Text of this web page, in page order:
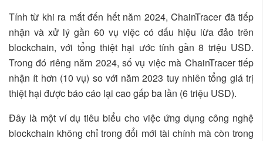
Tính từ khi ra mắt đến hết năm 2024, ChainTracer đã tiếp
nhận và xử lý gần 60 vụ việc có dấu hiệu lừa đảo trên
blockchain, với tổng thiệt hại ước tính gần 8 triệu USD.
Trong đó riêng năm 2024, số vụ việc mà ChainTracer tiếp
nhận ít hơn (10 vụ) so với năm 2023 tuy nhiên tổng giá trị
thiệt hại được báo cáo lại cao gấp ba lần (6 triệu USD).
Đây là một ví dụ tiêu biểu cho việc ứng dụng công nghệ
blockchain không chỉ trong đổi mới tài chính mà còn trong